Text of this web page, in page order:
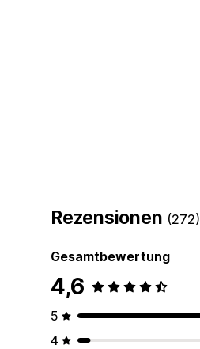
Rezensionen (272)
Gesamtbewertung
4,6
5
4